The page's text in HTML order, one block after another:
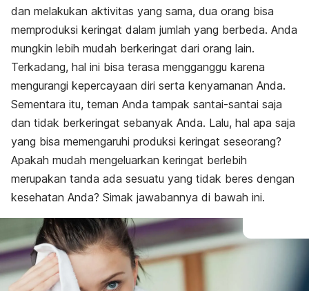
dan melakukan aktivitas yang sama, dua orang bisa
memproduksi keringat dalam jumlah yang berbeda. Anda
mungkin lebih mudah berkeringat dari orang lain.
Terkadang, hal ini bisa terasa mengganggu karena
mengurangi kepercayaan diri serta kenyamanan Anda.
Sementara itu, teman Anda tampak santai-santai saja
dan tidak berkeringat sebanyak Anda. Lalu, hal apa saja
yang bisa memengaruhi produksi keringat seseorang?
Apakah mudah mengeluarkan keringat berlebih
merupakan tanda ada sesuatu yang tidak beres dengan
kesehatan Anda? Simak jawabannya di bawah ini.